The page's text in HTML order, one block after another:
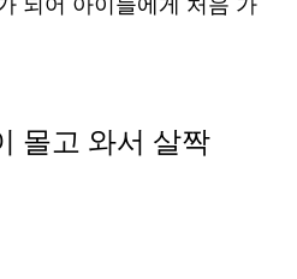
되어 아이들에게 처음 가
몰고 와서 살짝